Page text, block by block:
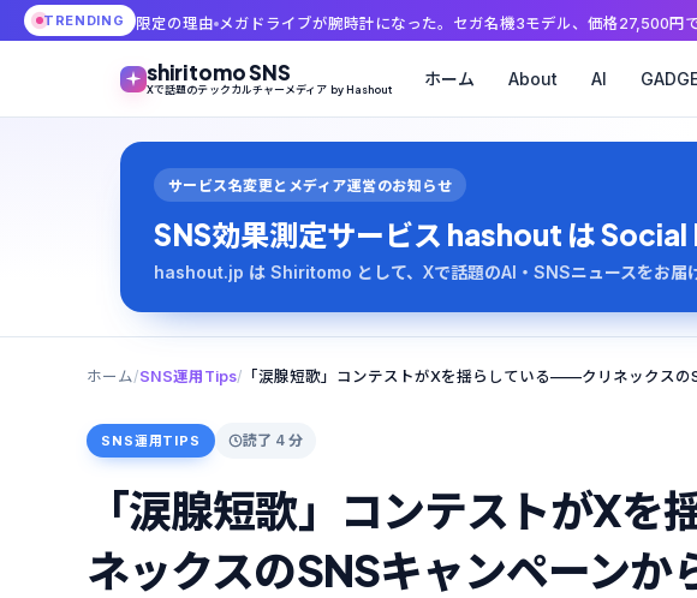
TRENDING
定の理由 メガドライブが腕時計になった。セガ名機3モデル、価格27,500円で予約受付中 タイの
shiritomo SNS
Xで話題のテックカルチャーメディア by Hashout
ホーム About AI
サービス名変更とメディア運営のお知らせ
SNS効果測定サービス hashout は
hashout.jp は Shiritomo として、Xで話題のAI・SNSニュースをお届け
ホーム/SNS運用Tips/
SNS運用TIPS 読了 4 分
「涙腺短歌」コンテストがX
ネックスのSNSキャンペーンか